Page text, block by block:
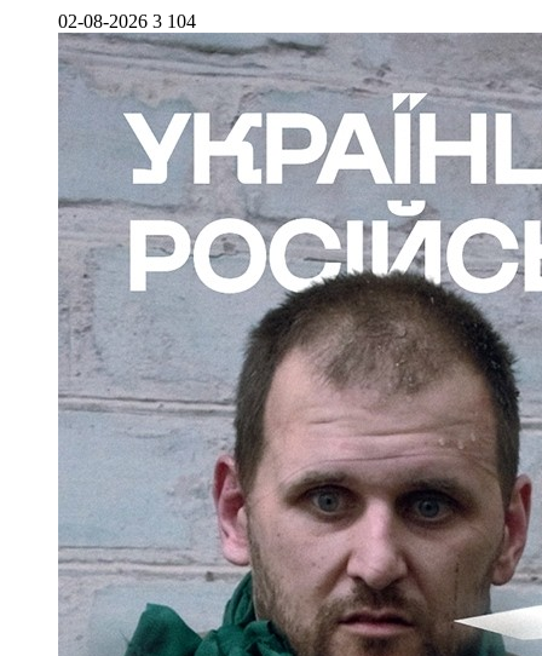
02-08-2026 3 104